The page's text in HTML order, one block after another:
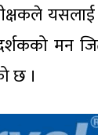
मन
छ ।